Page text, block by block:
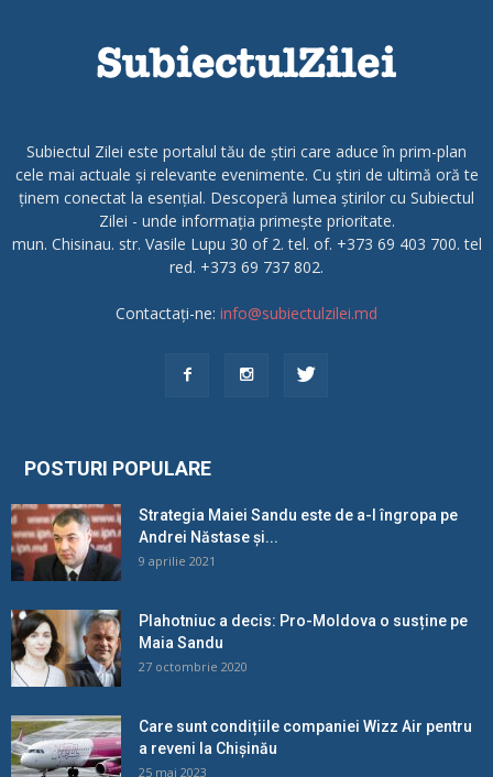
Subiectul Zilei este portalul tău de știri care aduce în prim-plan
cele mai actuale și relevante evenimente. Cu știri de ultimă oră te
ținem conectat la esențial. Descoperă lumea știrilor cu Subiectul
Zilei - unde informația primește prioritate.
mun. Chisinau. str. Vasile Lupu 30 of 2. tel. of. +373 69 403 700. tel
red. +373 69 737 802.
Contactați-ne: info@subiectulzilei.md
POSTURI POPULARE
Strategia Maiei Sandu este de a-l îngropa pe
Andrei Năstase și...
9 aprilie 2021
Plahotniuc a decis: Pro-Moldova o susține pe
Maia Sandu
27 octombrie 2020
Care sunt condițiile companiei Wizz Air pentru
a reveni la Chișinău
25 mai 2023